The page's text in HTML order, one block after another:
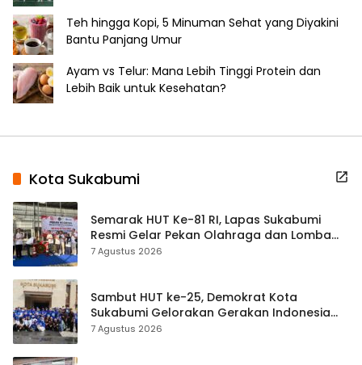
Teh hingga Kopi, 5 Minuman Sehat yang Diyakini
Bantu Panjang Umur
Ayam vs Telur: Mana Lebih Tinggi Protein dan
Lebih Baik untuk Kesehatan?
Kota Sukabumi
Semarak HUT Ke-81 RI, Lapas Sukabumi
Resmi Gelar Pekan Olahraga dan Lomba
Tradisional
7 Agustus 2026
Sambut HUT ke-25, Demokrat Kota
Sukabumi Gelorakan Gerakan Indonesia
ASRI Lewat Aksi Bersih Masjid Agung
7 Agustus 2026